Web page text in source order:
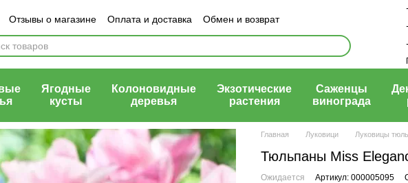
Отзывы о магазине Оплата и доставка
Обмен и возврат
магазина
Публичный договор (оферта)
Ягодные
кусты
Колоновидные
деревья
Экзотические
растения
Саженцы
винограда
Главная Луковици Луковицы
Тюльпаны Miss
Ожидается Артикул: 000005095